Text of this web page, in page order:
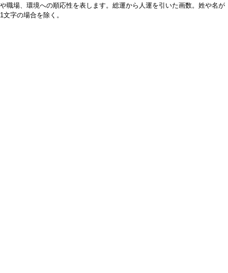
や職場、環境への順応性を表します。総運から人運を引いた画数。姓や名が
1文字の場合を除く。